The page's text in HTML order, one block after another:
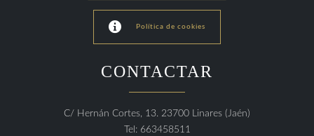
 Política de cookies
CONTACTAR
C/ Hernán Cortes, 13. 23700 Linares (Jaén)
Tel: 663458511